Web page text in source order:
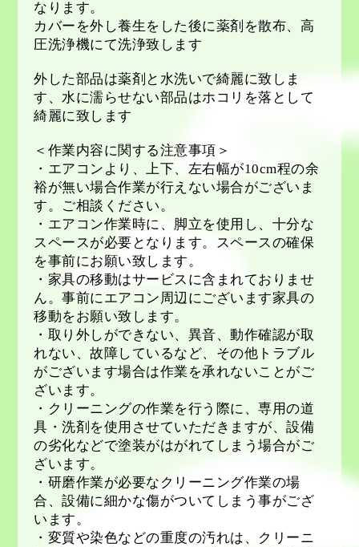
なります。
カバーを外し養生をした後に薬剤を散布、高
圧洗浄機にて洗浄致します
外した部品は薬剤と水洗いで綺麗に致しま
す、水に濡らせない部品はホコリを落として
綺麗に致します
＜作業内容に関する注意事項＞
・エアコンより、上下、左右幅が10cm程の余
裕が無い場合作業が行えない場合がございま
す。ご相談ください。
・エアコン作業時に、脚立を使用し、十分な
スペースが必要となります。スペースの確保
を事前にお願い致します。
・家具の移動はサービスに含まれておりませ
ん。事前にエアコン周辺にございます家具の
移動をお願い致します。
・取り外しができない、異音、動作確認が取
れない、故障しているなど、その他トラブル
がございます場合は作業を承れないことがご
ざいます。
・クリーニングの作業を行う際に、専用の道
具・洗剤を使用させていただきますが、設備
の劣化などで塗装がはがれてしまう場合がご
ざいます。
・研磨作業が必要なクリーニング作業の場
合、設備に細かな傷がついてしまう事がござ
います。
・変質や染色などの重度の汚れは、クリーニ